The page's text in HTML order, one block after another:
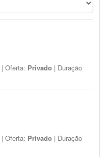
| Oferta: Privado | Duração
| Oferta: Privado | Duração